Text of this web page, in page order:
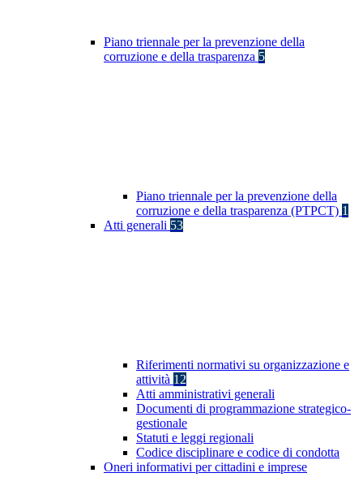
Piano triennale per la prevenzione della
corruzione e della trasparenza 5
Piano triennale per la prevenzione della
corruzione e della trasparenza (PTPCT) 1
Atti generali 53
Riferimenti normativi su organizzazione e
attività 12
Atti amministrativi generali
Documenti di programmazione strategico-
gestionale
Statuti e leggi regionali
Codice disciplinare e codice di condotta
Oneri informativi per cittadini e imprese